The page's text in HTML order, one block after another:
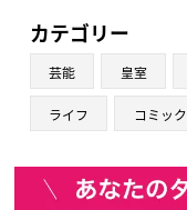
カテゴリー
芸能 皇室
ライフ コミック